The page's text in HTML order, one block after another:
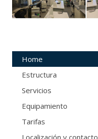
Home
Estructura
Servicios
Equipamiento
Tarifas